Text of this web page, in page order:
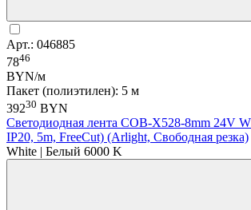
Арт.: 046885
7846
BYN/м
Пакет (полиэтилен): 5 м
39230 BYN
Светодиодная лента COB-X528-8mm 24V
IP20, 5m, FreeCut) (Arlight, Свободная резка)
White | Белый 6000 K